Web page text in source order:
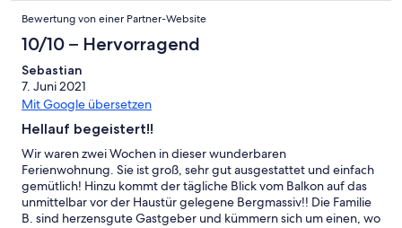
Bewertung von einer Partner-Website
10/10 – Hervorragend
Sebastian
7. Juni 2021
Mit Google übersetzen
Hellauf begeistert!!
Wir waren zwei Wochen in dieser wunderbaren
Ferienwohnung. Sie ist groß, sehr gut ausgestattet und einfach
gemütlich! Hinzu kommt der tägliche Blick vom Balkon auf das
unmittelbar vor der Haustür gelegene Bergmassiv!! Die Familie
B. sind herzensgute Gastgeber und kümmern sich um einen, wo